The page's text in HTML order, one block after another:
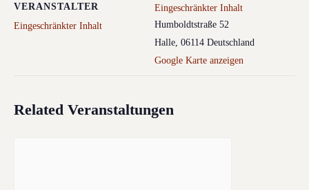
VERANSTALTER
Eingeschränkter Inhalt
Eingeschränkter Inhalt
Humboldtstraße 52
Halle 06114 Deutschland
Google Karte anzeigen
Related Veranstaltungen